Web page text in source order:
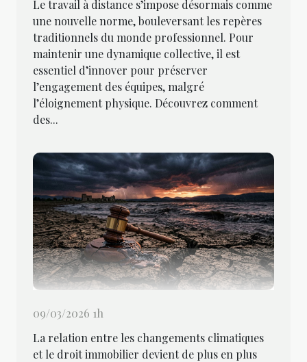
Le travail à distance s’impose désormais comme
une nouvelle norme, bouleversant les repères
traditionnels du monde professionnel. Pour
maintenir une dynamique collective, il est
essentiel d’innover pour préserver
l’engagement des équipes, malgré
l’éloignement physique. Découvrez comment
des...
09/03/2026 1h
La relation entre les changements climatiques
et le droit immobilier devient de plus en plus